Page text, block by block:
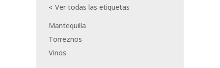
Ver todas las etiquetas
Mantequilla
Torreznos
Vinos